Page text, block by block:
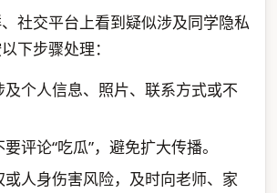
社交平台上看到疑似涉及同学隐私
下步骤处理：
及个人信息、照片、联系方式或不
评论“吃瓜”，避免扩大传播。
人身伤害风险，及时向老师、家